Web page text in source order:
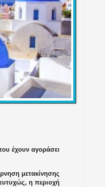
έχουν αγοράσει
μετακίνησης
η περιοχή